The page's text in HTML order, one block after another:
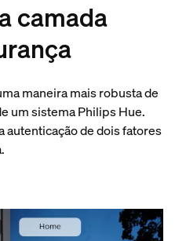
camada
maneira mais robusta de
um sistema Philips Hue.
autenticação de dois fatores